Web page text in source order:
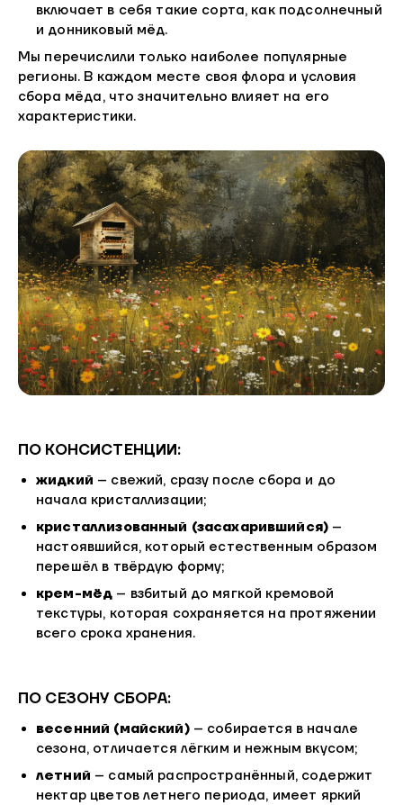
включает в себя такие сорта, как подсолнечный
и донниковый мёд.
Мы перечислили только наиболее популярные
регионы. В каждом месте своя флора и условия
сбора мёда, что значительно влияет на его
характеристики.
ПО КОНСИСТЕНЦИИ:
жидкий – свежий, сразу после сбора и до
начала кристаллизации;
кристаллизованный (засахарившийся) –
настоявшийся, который естественным образом
перешёл в твёрдую форму;
крем-мёд – взбитый до мягкой кремовой
текстуры, которая сохраняется на протяжении
всего срока хранения.
ПО СЕЗОНУ СБОРА:
весенний (майский)– собирается в начале
сезона, отличается лёгким и нежным вкусом;
летний – самый распространённый, содержит
нектар цветов летнего периода, имеет яркий